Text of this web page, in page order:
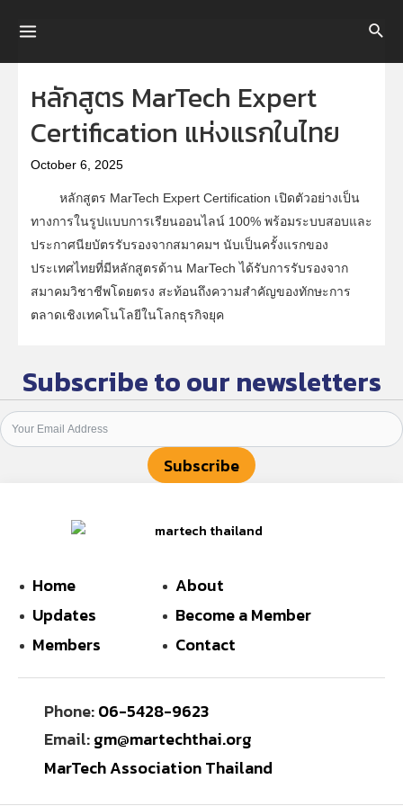
Main
Menu
หลักสูตร MarTech Expert
Certification แห่งแรกในไทย
October 6, 2025
หลักสูตร MarTech Expert Certification เปิดตัวอย่างเป็น
ทางการในรูปแบบการเรียนออนไลน์ 100% พร้อมระบบสอบและ
ประกาศนียบัตรรับรองจากสมาคมฯ นับเป็นครั้งแรกของ
ประเทศไทยที่มีหลักสูตรด้าน MarTech ได้รับการรับรองจาก
สมาคมวิชาชีพโดยตรง สะท้อนถึงความสำคัญของทักษะการ
ตลาดเชิงเทคโนโลยีในโลกธุรกิจยุค
Subscribe to our newsletters
Subscribe
Home
About
Updates
Become a Member
Members
Contact
Phone:06-5428-9623
Email:gm@martechthai.org
MarTech Association Thailand